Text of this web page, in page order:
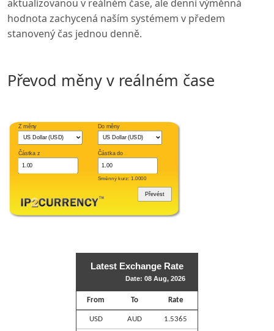
aktualizovanou v reálném čase, ale denní výměnná
hodnota zachycená naším systémem v předem
stanovený čas jednou denně.
Převod měny v reálném čase
Z měny Do měny
Částka z Částka do
Směnný kurz: 1.0000
Latest Exchange Rate
Date: 08 Aug, 2026
From To Rate
USD AUD 1.5365